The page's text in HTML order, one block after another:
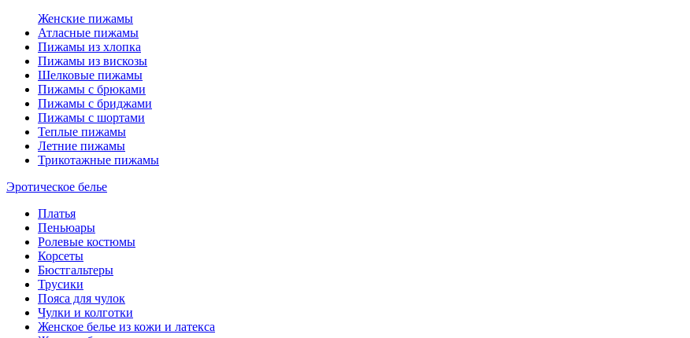
Женские пижамы
Атласные пижамы
Пижамы из хлопка
Пижамы из вискозы
Шелковые пижамы
Пижамы с брюками
Пижамы с бриджами
Пижамы с шортами
Теплые пижамы
Летние пижамы
Трикотажные пижамы
Эротическое белье
Платья
Пеньюары
Ролевые костюмы
Корсеты
Бюстгальтеры
Трусики
Пояса для чулок
Чулки и колготки
Женское белье из кожи и латекса